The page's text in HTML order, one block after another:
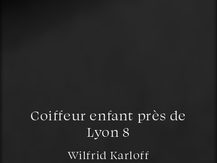
Coiffeur enfant près de
Lyon 8
Wilfrid Karloff